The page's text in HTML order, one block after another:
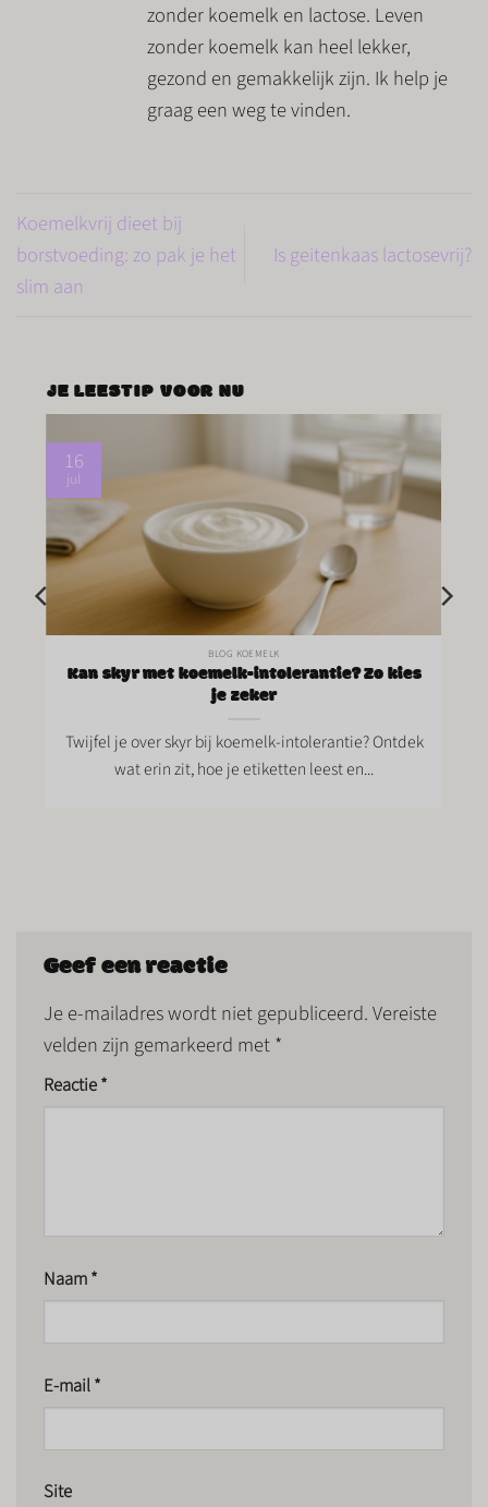
zonder koemelk en lactose. Leven
zonder koemelk kan heel lekker,
gezond en gemakkelijk zijn. Ik help je
graag een weg te vinden.
Koemelkvrij dieet bij
borstvoeding: zo pak je het
slim aan
Is geitenkaas lactosevrij?
JE LEESTIP VOOR NU
BLOG KOEMELK
Kan skyr met koemelk-intolerantie? Zo kies
je zeker
Twijfel je over skyr bij koemelk-intolerantie? Ontdek
wat erin zit, hoe je etiketten leest en...
16
jul
Geef een reactie
Je e-mailadres wordt niet gepubliceerd.Vereiste
velden zijn gemarkeerd met*
Reactie*
Naam*
E-mail*
Site